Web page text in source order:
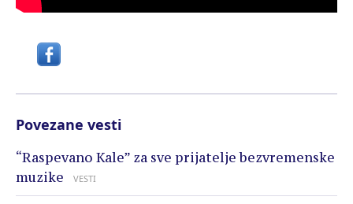
Povezane vesti
“Raspevano Kale” za sve prijatelje bezvremenske
muzike
VESTI